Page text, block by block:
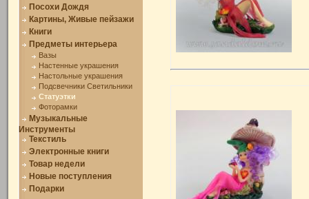
Посохи Дождя
Картины, Живые пейзажи
Книги
Предметы интерьера
Вазы
Настенные украшения
Настольные украшения
Подсвечники Светильники
Статуэтки
Фоторамки
Музыкальные
Инструменты
Текстиль
Электронные книги
Товар недели
Новые поступления
Подарки